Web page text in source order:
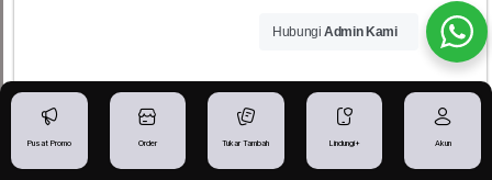
IBGADGETSTORE - Toko iPhone Tegal
Pusat Promo Order Tukar Tambah Lindungi+ Akun
Hubungi Admin Kami